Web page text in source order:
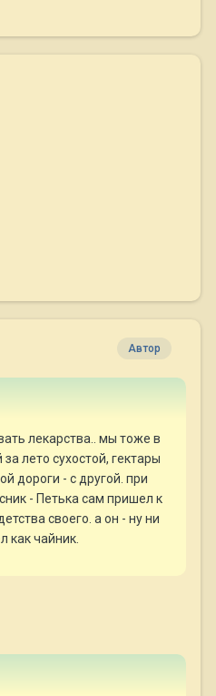
Автор
лекарства.. мы тоже в
лето сухостой, гектары
дороги - с другой. при
- Петька сам пришел к
своего. а он - ну ни
как чайник.